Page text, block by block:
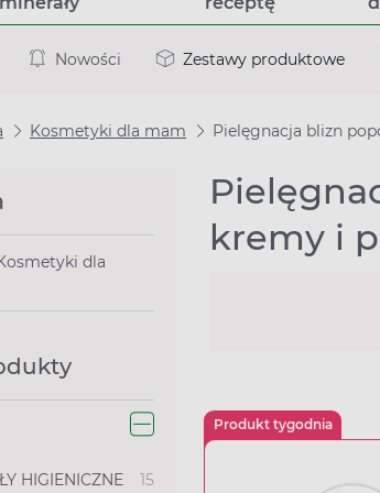
Nowości Zestawy produktowe
Kosmetyki dla mam Pielęgnacja blizn
dla
HIGIENICZNE 15
kremy i
Produkt tygodnia